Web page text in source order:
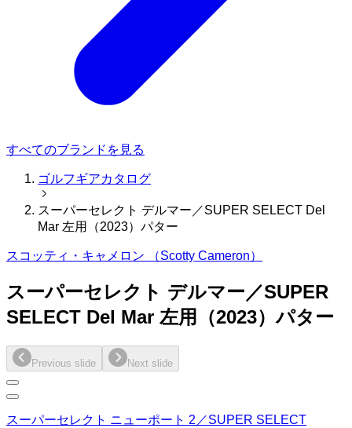
すべてのブランドを見る
ゴルフギアカタログ
スーパーセレクト デルマー／SUPER SELECT Del
Mar 左用（2023）パター
スコッティ・キャメロン （Scotty Cameron）
スーパーセレクト デルマー／SUPER
SELECT Del Mar 左用（2023）パター
Previous slide Next slide
スーパーセレクト ニューポート 2／SUPER SELECT